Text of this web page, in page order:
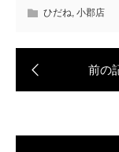
ひだね, 小郡店